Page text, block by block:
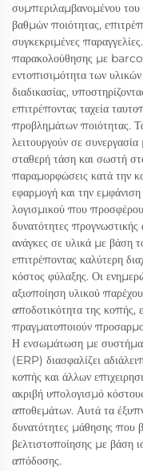
συμπεριλαμβανομένου
βαθμών ποιότητας,
συγκεκριμένες
παρακολούθησης με
εντοπισιμότητα των
διαδικασίας,
επιτρέποντας ταχεία
προβλημάτων ποιότητας.
λειτουργούν σε
σταθερή τάση και σωστή
παραμορφώσεις κατά την
εφαρμογή και την
λογισμικού που
δυνατότητες
ανάγκες σε υλικά με βάση
επιτρέποντας καλύτερη
κόστος φύλαξης. Οι
αξιοποίηση υλικού
αποδοτικότητα της κοπής,
πραγματοποιούν
Η ενσωμάτωση με
(ERP) διασφαλίζει
κοπής και άλλων
ακριβή υπολογισμό
αποθεμάτων. Αυτά τα
δυνατότητες μάθησης που
βελτιστοποίησης με βάση
απόδοσης.